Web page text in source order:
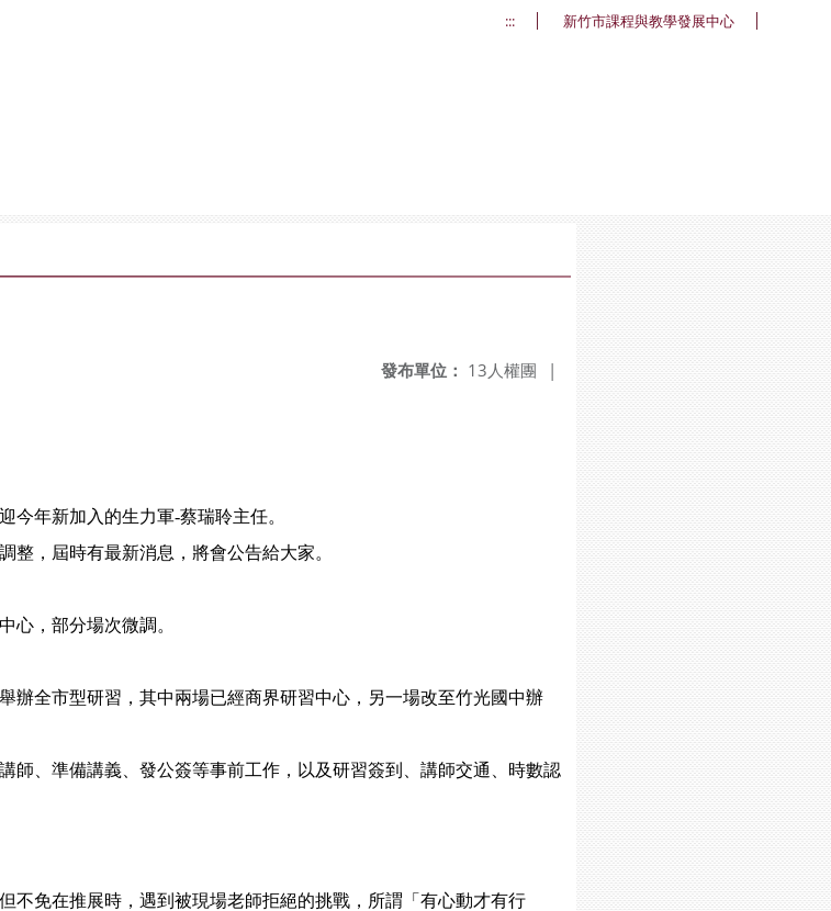
::: 新竹市課程與教學發展中心
發布單位： 13人權團 |
今年新加入的生力軍-蔡瑞聆主任。
整，屆時有最新消息，將會公告給大家。
心，部分場次微調。
辦全市型研習，其中兩場已經商界研習中心，另一場改至竹光國中辦
師、準備講義、發公簽等事前工作，以及研習簽到、講師交通、時數認
不免在推展時，遇到被現場老師拒絕的挑戰，所謂「有心動才有行